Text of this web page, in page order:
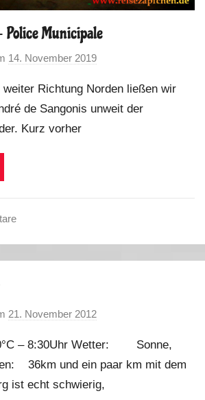
Police Municipale
14. November 2019
n
M
weiter Richtung Norden ließen wir
de Sangonis unweit der
Kurz vorher
21. November 2012
n
M
a
– 8:30Uhr Wetter: Sonne,
36km und ein paar km mit dem
ist echt schwierig,